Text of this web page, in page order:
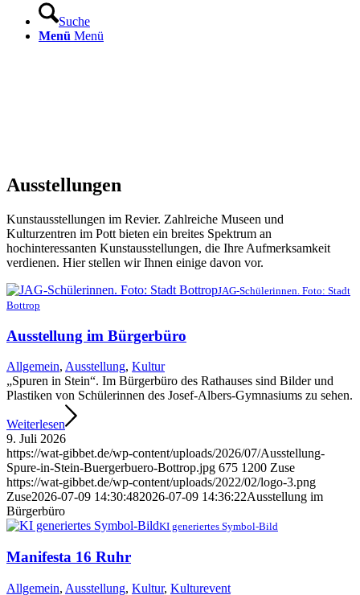
Suche
Menü Menü
Ausstellungen
Kunstausstellungen im Revier. Zahlreiche Museen und
Kulturzentren im Pott bieten ein breites Spektrum an
hochinteressanten Kunstausstellungen, die Ihre Aufmerksamkeit
verdienen. Hier stellen wir Ihnen einige davon vor.
JAG-Schülerinnen. Foto: Stadt
Bottrop
Ausstellung im Bürgerbüro
Allgemein, Ausstellung, Kultur
„Spuren in Stein“. Im Bürgerbüro des Rathauses sind Bilder und
Plastiken von Schülerinnen des Josef-Albers-Gymnasiums zu sehen.
Weiterlesen
9. Juli 2026
https://wat-gibbet.de/wp-content/uploads/2026/07/Ausstellung-
Spure-in-Stein-Buergerbuero-Bottrop.jpg 675 1200 Zuse
https://wat-gibbet.de/wp-content/uploads/2022/02/logo-3.png
Zuse2026-07-09 14:30:482026-07-09 14:36:22Ausstellung im
Bürgerbüro
KI generiertes Symbol-Bild
Manifesta 16 Ruhr
Allgemein, Ausstellung, Kultur, Kulturevent